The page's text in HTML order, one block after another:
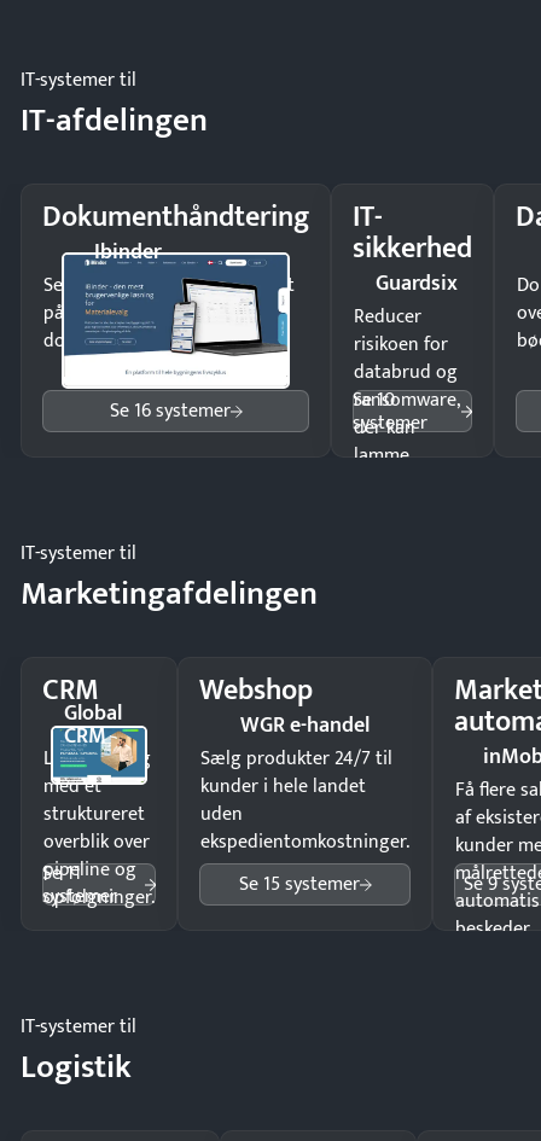
IT-systemer til
IT-afdelingen
Dokumenthåndtering
Ibinder
Send kontrakter til underskrift
på minutter og mist ingen
dokumenter.
Se 16 systemer
IT-
sikkerhed
Guardsix
Reducer
risikoen for
databrud og
ransomware,
der kan
lamme
Se 10
systemer
IT-systemer til
Marketingafdelingen
CRM
Global
CRM
Luk flere salg
med et
struktureret
overblik over
pipeline og
opfølgninger.
Se 11
systemer
Webshop
WGR e-handel
Sælg produkter 24/7 til
kunder i hele landet
uden
ekspedientomkostninger.
Se 15 systemer
Få flere
af
kunder
beskeder.
Se 9
IT-systemer til
Logistik